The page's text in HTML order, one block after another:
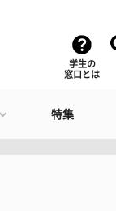
学生の
窓口とは
特集